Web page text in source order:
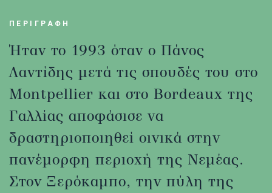
ΠΕΡΙΓΡΑΦΗ
Ήταν το 1993 όταν ο Πάνος
Λαντίδης μετά τις σπουδές του στο
Montpellier και στο Bordeaux της
Γαλλίας αποφάσισε να
δραστηριοποιηθεί οινικά στην
πανέμορφη περιοχή της Νεμέας.
Στον Ξερόκαμπο, την πύλη της